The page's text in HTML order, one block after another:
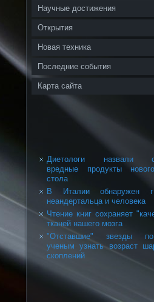
Научные достижения
Открытия
Новая техника
Последние события
Карта сайта
Диетологи назвали
вредные продукты
стола
В Италии обнаружен
неандертальца и человека
Чтение книг сохраняет
тканей нашего мозга
"Отставшие" звезды
ученым узнать возраст
скоплений